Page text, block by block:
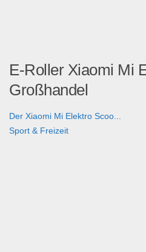
E-Roller Xiaomi Mi
Großhandel
Der Xiaomi Mi Elektro Scoo...
Sport & Freizeit